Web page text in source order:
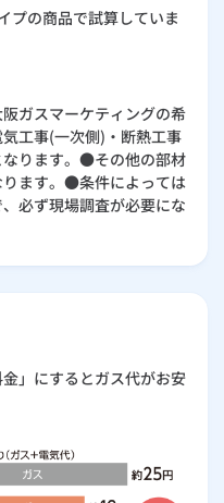
プの商品で試算していま
ガスマーケティングの希
工事(一次側)・断熱工事
ります。●その他の部材
ます。●条件によっては
必ず現場調査が必要にな
」にするとガス代がお安